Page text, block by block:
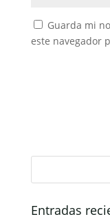
Guarda mi
este navegador
Entradas